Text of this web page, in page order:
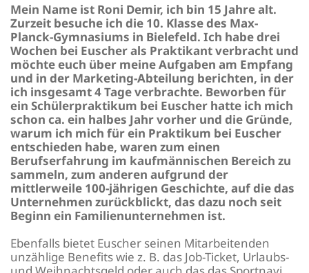
Mein Name ist Roni Demir, ich bin 15 Jahre alt.
Zurzeit besuche ich die 10. Klasse des Max-
Planck-Gymnasiums in Bielefeld. Ich habe drei
Wochen bei Euscher als Praktikant verbracht und
möchte euch über meine Aufgaben am Empfang
und in der Marketing-Abteilung berichten, in der
ich insgesamt 4 Tage verbrachte. Beworben für
ein Schülerpraktikum bei Euscher hatte ich mich
schon ca. ein halbes Jahr vorher und die Gründe,
warum ich mich für ein Praktikum bei Euscher
entschieden habe, waren zum einen
Berufserfahrung im kaufmännischen Bereich zu
sammeln, zum anderen aufgrund der
mittlerweile 100-jährigen Geschichte, auf die das
Unternehmen zurückblickt, das dazu noch seit
Beginn ein Familienunternehmen ist.
Ebenfalls bietet Euscher seinen Mitarbeitenden
unzählige Benefits wie z. B. das Job-Ticket, Urlaubs-